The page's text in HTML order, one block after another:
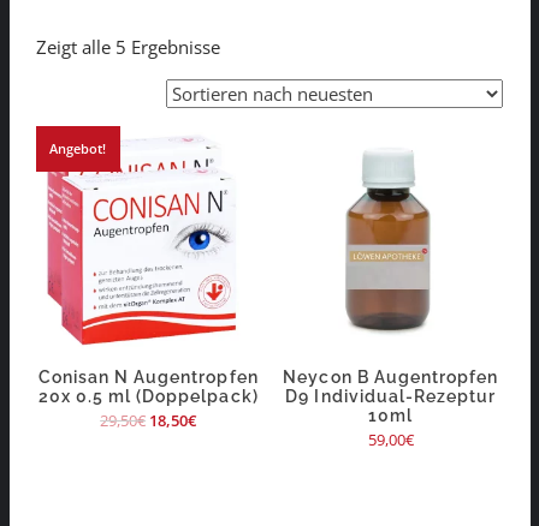
Zeigt alle 5 Ergebnisse
Angebot!
Conisan N Augentropfen
20x 0.5 ml (Doppelpack)
29,50€ 18,50€
Neycon B Augentropfen
D9 Individual-Rezeptur
10ml
59,00€